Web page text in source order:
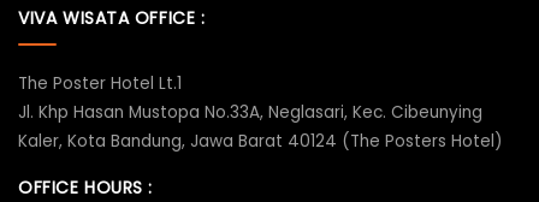
VIVA WISATA OFFICE :
The Poster Hotel Lt.1
Jl. Khp Hasan Mustopa No.33A, Neglasari, Kec. Cibeunying
Kaler, Kota Bandung, Jawa Barat 40124 (The Posters Hotel)
OFFICE HOURS :